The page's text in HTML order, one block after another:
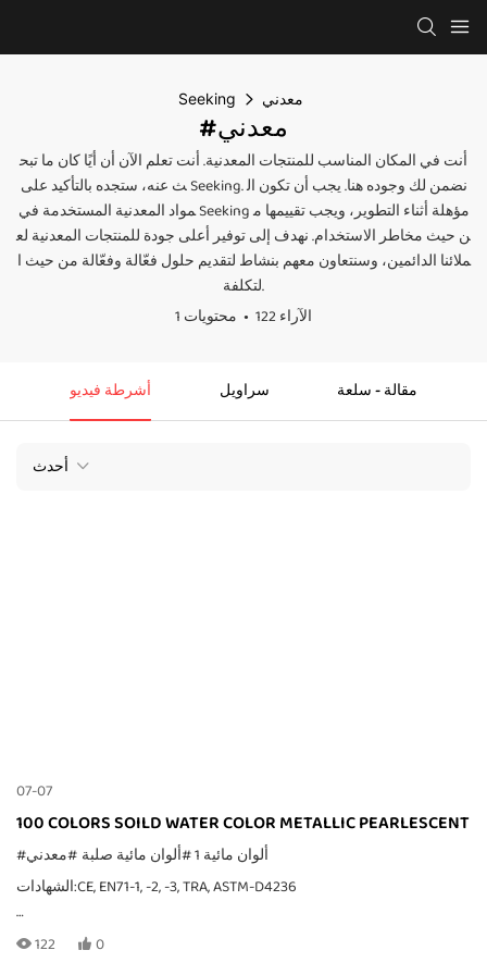
Seeking معدني
#معدني
أنت في المكان المناسب للمنتجات المعدنية. أنت تعلم الآن أن أيًا كان ما تبح
ث عنه، ستجده بالتأكيد على Seeking. نضمن لك وجوده هنا. يجب أن تكون ال
مواد المعدنية المستخدمة في Seeking مؤهلة أثناء التطوير، ويجب تقييمها م
ن حيث مخاطر الاستخدام. نهدف إلى توفير أعلى جودة للمنتجات المعدنية لع
ملائنا الدائمين، وسنتعاون معهم بنشاط لتقديم حلول فعّالة وفعّالة من حيث ا
لتكلفة.
1 محتويات
122 الآراء
أشرطة فيديو سراويل مقالة - سلعة
أحدث
07-07
100 COLORS SOILD WATER COLOR METALLIC PEARLESCENT
#ألوان مائية 1 #ألوان مائية صلبة #معدني
الشهادات:CE, EN71-1, -2, -3, TRA, ASTM-D4236
122 0